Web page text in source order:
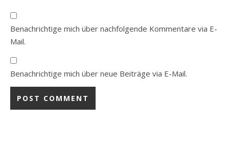
Benachrichtige mich über nachfolgende Kommentare via E-
Mail.
Benachrichtige mich über neue Beiträge via E-Mail.